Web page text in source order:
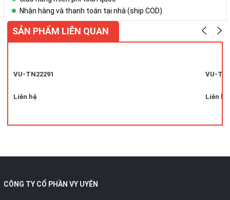
Nhận hàng và thanh toán tại nhà (ship COD)
SẢN PHẨM LIÊN QUAN
VU-TN22291
Liên hệ
VU-
Liên hệ
CÔNG TY CỔ PHẦN VY UYÊN